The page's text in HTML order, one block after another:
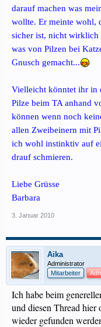
darauf machen was
wollte. Er meinte wohl,
sicher ist, nicht wirklich
was von Pilzen bei
Gnusch gemacht...
Vielleicht könntet ihr in
Pilze beim TA anhand
können wenn noch
allen Zweibeinern mit
ich wohl instinktiv auf
drauf schmieren.
Liebe Grüsse
Barbara
3. Januar 2010
Aika
Administrator
Mitarbeiter
Ich habe beim
und diesen Thread hier
wieder gefunden